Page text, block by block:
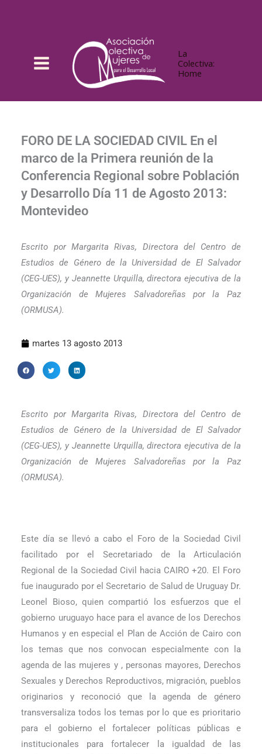
La
Colectiva:
Home
FORO DE LA SOCIEDAD CIVIL En el
marco de la Primera reunión de la
Conferencia Regional sobre Población
y Desarrollo Día 11 de Agosto 2013:
Montevideo
Escrito por Margarita Rivas, Directora del Centro de
Estudios de Género de la Universidad de El Salvador
(CEG-UES), y Jeannette Urquilla,directora ejecutiva de la
Organización de Mujeres Salvadoreñas por la Paz
(ORMUSA).
martes 13 agosto 2013
Escrito por Margarita Rivas, Directora del Centro de
Estudios de Género de la Universidad de El Salvador
(CEG-UES), y Jeannette Urquilla,directora ejecutiva de la
Organización de Mujeres Salvadoreñas por la Paz
(ORMUSA).
Este día se llevó a cabo el Foro de la Sociedad Civil
facilitado por el Secretariado de la Articulación
Regional de la Sociedad Civil hacia CAIRO+20. El Foro
fue inaugurado por el Secretario de Salud de Uruguay Dr.
Leonel Bioso, quien compartió los esfuerzos que el
gobierno uruguayo hace para el avance de los Derechos
Humanos y en especial el Plan de Acción de Cairo con
los temas que nos convocan especialmente con la
agenda de las mujeres y , personas mayores, Derechos
Sexuales y Derechos Reproductivos, migración, pueblos
originarios y reconoció que la agenda de género
transversaliza todos los temas por lo que es prioritario
para el gobierno el fortalecer políticas públicas e
institucionales para fortalecer la igualdad de las